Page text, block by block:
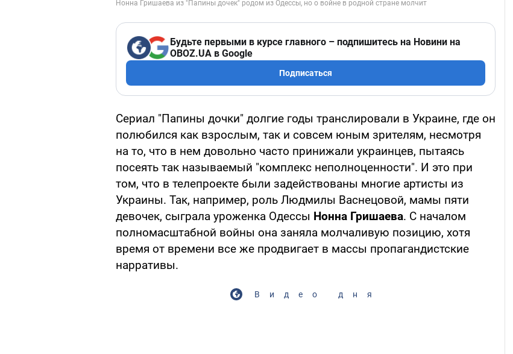
Будьте первыми в курсе главного – подпишитесь на Новини на
OBOZ.UA в Google
Подписаться
Сериал "Папины дочки" долгие годы транслировали в Украине, где он
полюбился как взрослым, так и совсем юным зрителям, несмотря
на то, что в нем довольно часто принижали украинцев, пытаясь
посеять так называемый "комплекс неполноценности". И это при
том, что в телепроекте были задействованы многие артисты из
Украины. Так, например, роль Людмилы Васнецовой, мамы пяти
девочек, сыграла уроженка Одессы Нонна Гришаева. С началом
полномасштабной войны она заняла молчаливую позицию, хотя
время от времени все же продвигает в массы пропагандистские
нарративы.
Видео дня